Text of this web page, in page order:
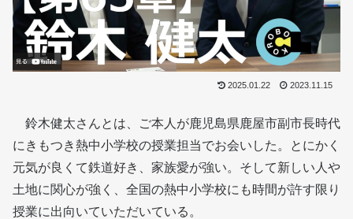
2025.01.22 2023.11.15
鈴木健太さんとは、ご本人が鹿児島県鹿屋市副市長時代
にきもつき熱中小学校の授業担当でお会いした。とにかく
元気が良くて鉄道好き、家族愛が強い。そして新しい人や
土地に関心が強く、全国の熱中小学校にも時間が許す限り
授業に出向いていただいている。